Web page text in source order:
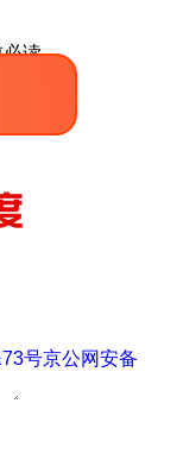
读
号